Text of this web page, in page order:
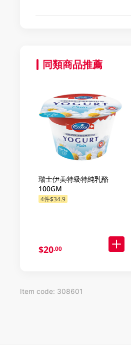
同類商品推薦
瑞士伊美特級特純乳酪
100GM
4件$34.9
$20.00
Item code: 308601